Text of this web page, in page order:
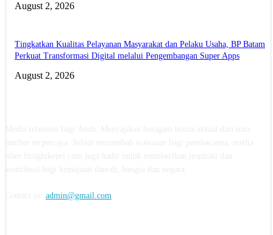
August 2, 2026
Tingkatkan Kualitas Pelayanan Masyarakat dan Pelaku Usaha, BP Batam
Perkuat Transformasi Digital melalui Pengembangan Super Apps
August 2, 2026
admin@gmail.com